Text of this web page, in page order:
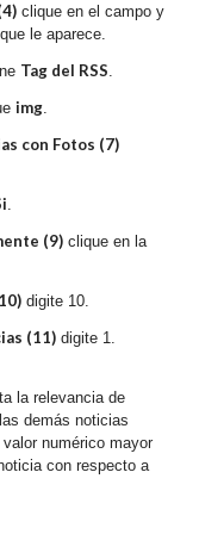
clique en el campo y
le aparece.
Tag del RSS.
img.
con Fotos (7)
.
(9) clique en la
digite 10.
(11) digite 1.
la relevancia de
demás noticias
numérico mayor
con respecto a